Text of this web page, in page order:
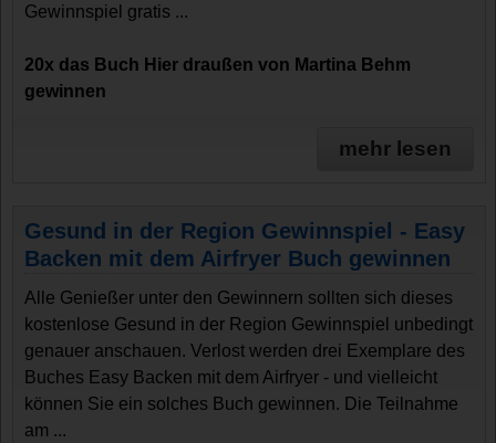
Gewinnspiel gratis ...
20x das Buch Hier draußen von Martina Behm
gewinnen
mehr lesen
Gesund in der Region Gewinnspiel - Easy
Backen mit dem Airfryer Buch gewinnen
Alle Genießer unter den Gewinnern sollten sich dieses
kostenlose Gesund in der Region Gewinnspiel unbedingt
genauer anschauen. Verlost werden drei Exemplare des
Buches Easy Backen mit dem Airfryer - und vielleicht
können Sie ein solches Buch gewinnen. Die Teilnahme
am ...